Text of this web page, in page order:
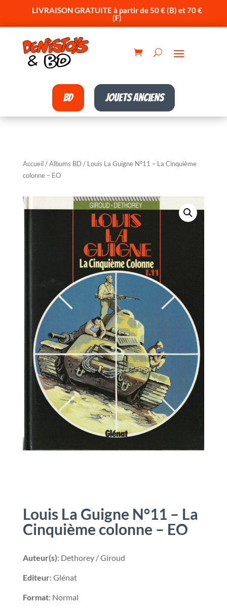
LIVRAISON GRATUITE à partir de 50 € (B) et 70 €
(F)
BD Jouets anciens
Accueil/Albums BD / Louis La Guigne N°11 – La Cinquième
colonne – EO
Louis La Guigne N°11 – La
Cinquième colonne – EO
Auteur(s): Dethorey / Giroud
Editeur: Glénat
Format: Normal